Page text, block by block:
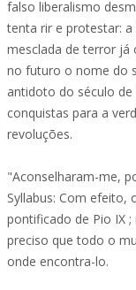
falso liberalismo
tenta rir e protestar:
mesclada de terror já
no futuro o nome do
antidoto do século
conquistas para a
revoluções.
"Aconselharam-me,
Syllabus: Com efeito,
pontificado de Pio IX
preciso que todo o
onde encontra-lo.